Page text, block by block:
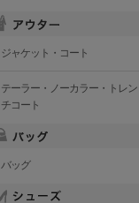
ジャケット・コート
テーラー・ノーカラー・トレン
チコート
バッグ